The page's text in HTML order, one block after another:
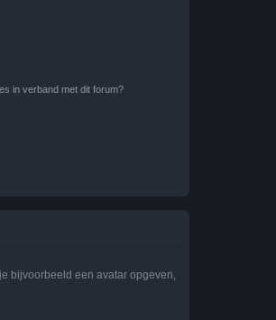
in verband met dit forum?
bijvoorbeeld een avatar opgeven,